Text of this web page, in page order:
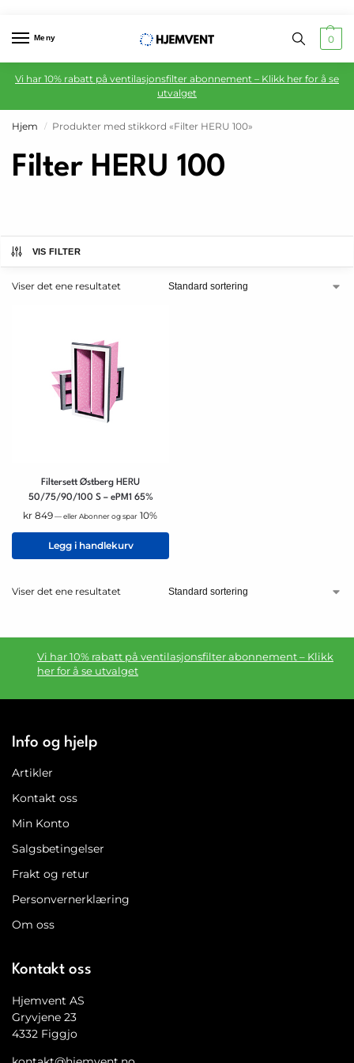
Meny 0
Vi har 10% rabatt på ventilasjonsfilter abonnement – Klikk her for å se
utvalget
Hjem / Produkter med stikkord «Filter HERU 100»
Filter HERU 100
VIS FILTER
Viser det ene resultatet
Filtersett Østberg HERU
50/75/90/100 S – ePM1 65%
kr849—eller Abonner og spar 10%
Legg i handlekurv
Viser det ene resultatet
Vi har 10% rabatt på ventilasjonsfilter abonnement – Klikk
her for å se utvalget
Info og hjelp
Artikler
Kontakt oss
Min Konto
Salgsbetingelser
Frakt og retur
Personvernerklæring
Om oss
Kontakt oss
Hjemvent AS
Gryvjene 23
4332 Figgjo